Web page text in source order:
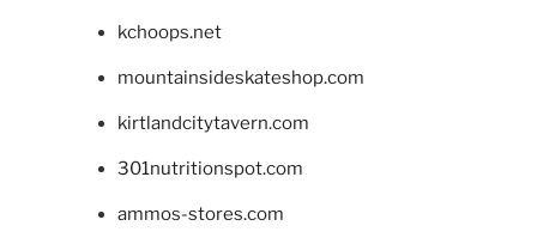
kchoops.net
mountainsideskateshop.com
kirtlandcitytavern.com
301nutritionspot.com
ammos-stores.com